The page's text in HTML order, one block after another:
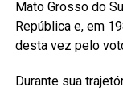
Mato Grosso do
República e, em
desta vez pelo
Durante sua